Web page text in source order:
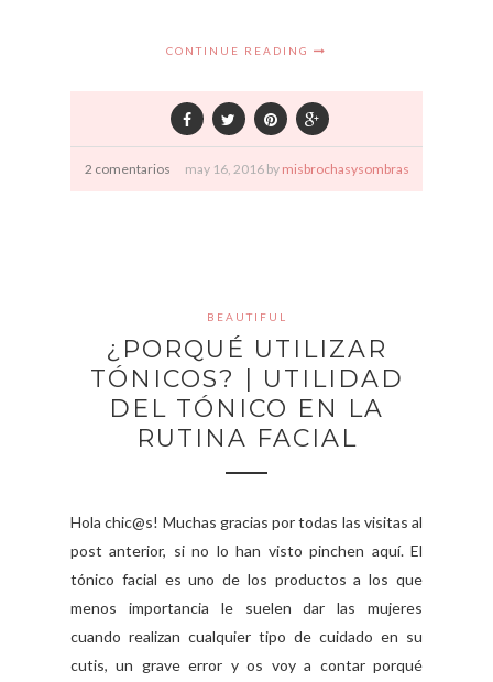
CONTINUE READING
2 comentarios may 16, 2016 by misbrochasysombras
BEAUTIFUL
¿PORQUÉ UTILIZAR
TÓNICOS? | UTILIDAD
DEL TÓNICO EN LA
RUTINA FACIAL
Hola chic@s! Muchas gracias por todas las visitas al
post anterior, si no lo han visto pinchen aquí. El
tónico facial es uno de los productos a los que
menos importancia le suelen dar las mujeres
cuando realizan cualquier tipo de cuidado en su
cutis, un grave error y os voy a contar porqué